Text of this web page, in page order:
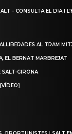
– CONSULTA EL DIA I
AL TRAM
EL BERNAT MARBREJAT
SALT-GIRONA